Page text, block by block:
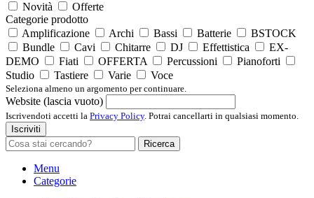
Novità
Offerte
Categorie prodotto
Amplificazione
Archi Bassi Batterie
BSTOCK
Bundle
Cavi Chitarre DJ Effettistica
EX-
DEMO
Fiati OFFERTA Percussioni
Pianoforti
Studio
Tastiere Varie Voce
Seleziona almeno un argomento per continuare.
Website (lascia vuoto)
Iscrivendoti accetti la Privacy Policy. Potrai cancellarti in qualsiasi momento.
Iscriviti
Ricerca
Menu
Categorie